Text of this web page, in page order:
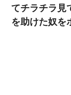
てチラチラ見
を助けた奴を